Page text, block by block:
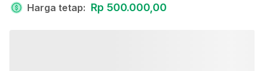
Harga tetap: Rp 500.000,00